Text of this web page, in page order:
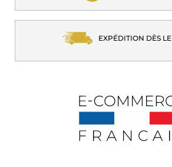
EXPÉDITION DÈS LE